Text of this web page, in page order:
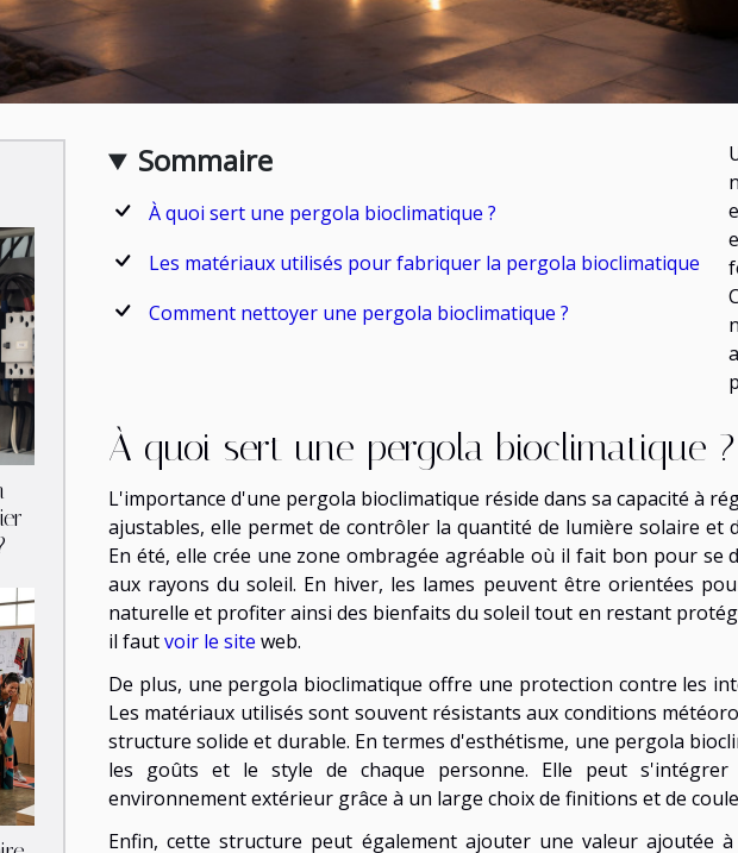
Sommaire
À quoi sert une pergola bioclimatique ?
Les matériaux utilisés pour fabriquer la pergola bioclimatique
Comment nettoyer une pergola bioclimatique ?
À quoi sert une pergola bioclimatique ?
L'importance d'une pergola bioclimatique réside dans sa capacité à
ajustables, elle permet de contrôler la quantité de lumière solaire et
En été, elle crée une zone ombragée agréable où il fait bon pour se
aux rayons du soleil. En hiver, les lames peuvent être orientées
naturelle et profiter ainsi des bienfaits du soleil tout en restant
il fautvoir le site web.
De plus, une pergola bioclimatique offre une protection contre les
Les matériaux utilisés sont souvent résistants aux conditions
structure solide et durable. En termes d'esthétisme, une pergola
les goûts et le style de chaque personne. Elle peut s'intégrer
environnement extérieur grâce à un large choix de finitions et de
Enfin, cette structure peut également ajouter une valeur ajoutée